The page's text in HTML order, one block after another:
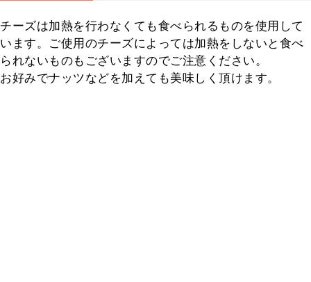
チーズは加熱を行わなくても食べられるものを使用して
います。ご使用のチーズによっては加熱をしないと食べ
られないものもございますのでご注意ください。
お好みでナッツなどを加えても美味しく頂けます。